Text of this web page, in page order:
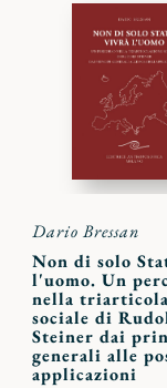
Dario Bressan
Non di solo
l'uomo. Un
nella
sociale di
Steiner dai
generali alle
applicazioni